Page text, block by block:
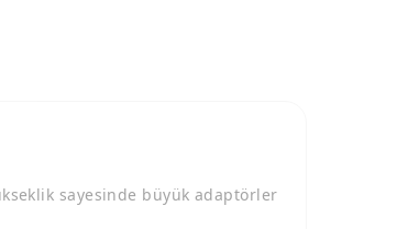
sayesinde büyük adaptörler